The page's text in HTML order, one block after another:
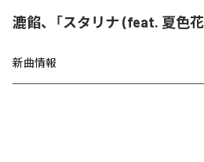
漉餡、「スタリナ (feat. 夏色
新曲情報